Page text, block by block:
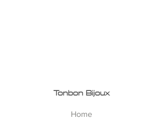
Tonbon Bijoux
Home